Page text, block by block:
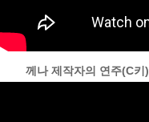
께나 제작자의 연주(C키)